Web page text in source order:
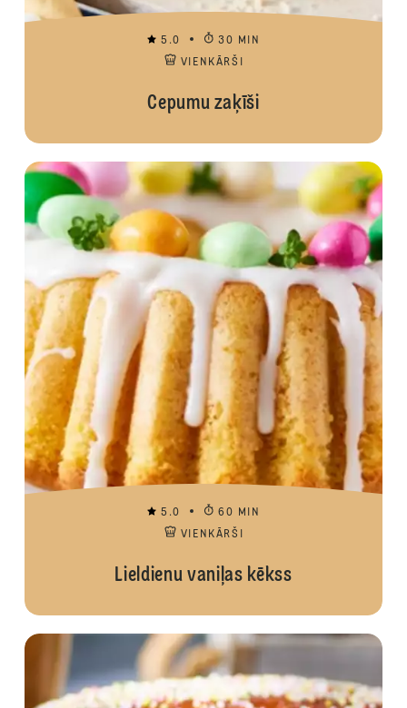
5.0
30 MIN
VIENKĀRŠI
Cepumu zaķīši
5.0
60 MIN
VIENKĀRŠI
Lieldienu vaniļas kēkss